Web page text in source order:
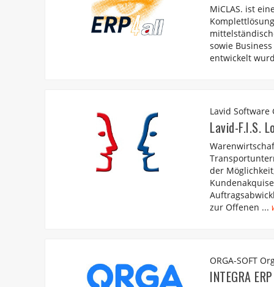
MiCLAS. ist
sowie
entwickelt
Lavid Software
Lavid-F.I.S.
der
zur Offenen ...
ORGA-SOFT
INTEGRA ERP